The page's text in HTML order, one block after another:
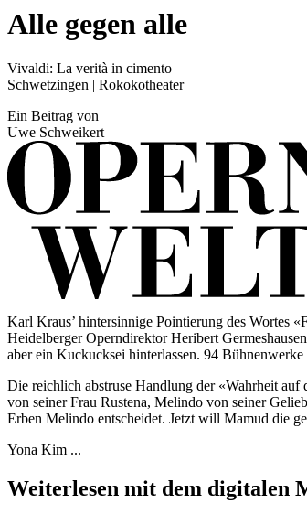
Alle gegen alle
Vivaldi: La verità in cimento
Schwetzingen | Rokokotheater
Ein Beitrag von
Uwe Schweikert
Karl Kraus’ hintersinnige Pointierung des Wortes
Heidelberger Operndirektor Heribert
aber ein Kuckucksei hinterlassen. 94
Die reichlich abstruse Handlung der «Wahrheit
von seiner Frau Rustena, Melindo von seiner
Erben Melindo entscheidet. Jetzt will Mamud die
Yona Kim ...
Weiterlesen mit dem digitalen